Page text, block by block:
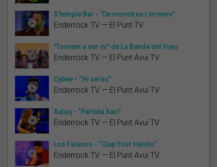
S’temple Bar - “De monstres i sirenes”
Enderrock TV — El Punt TV
"Tornem a ser-hi" de La Banda del Yuyu
Enderrock TV — El Punt Avui TV
Cybee - “Hi seràs”
Enderrock TV — El Punt Avui TV
Xaluq - “Partida Xari”
Enderrock TV — El Punt Avui TV
Los Fulanos - “Clap Your Hands”
Enderrock TV — El Punt Avui TV